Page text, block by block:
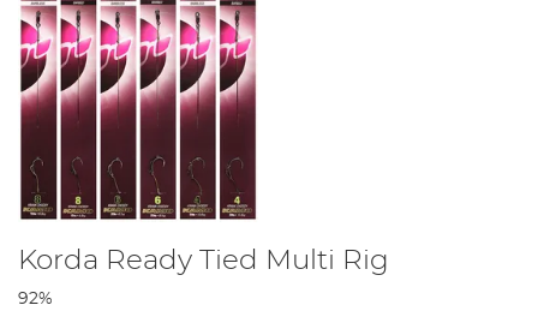
Korda Ready Tied Multi Rig
92%